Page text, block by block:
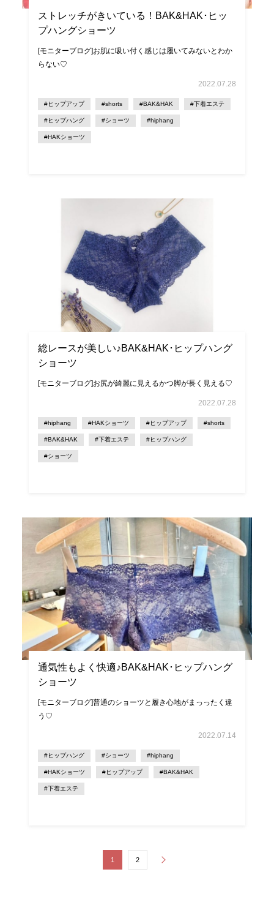
ストレッチがきいている！BAK&HAK･ヒッ
プハングショーツ
[モニターブログ]お肌に吸い付く感じは履いてみないとわか
らない♡
2022.07.28
#ヒップアップ #shorts #BAK&HAK #下着エステ
#ヒップハング #ショーツ #hiphang
#HAKショーツ
総レースが美しい♪BAK&HAK･ヒップハング
ショーツ
[モニターブログ]お尻が綺麗に見えるかつ脚が長く見える♡
2022.07.28
#hiphang #HAKショーツ #ヒップアップ #shorts
#BAK&HAK #下着エステ #ヒップハング
#ショーツ
通気性もよく快適♪BAK&HAK･ヒップハング
ショーツ
[モニターブログ]普通のショーツと履き心地がまっったく違
う♡
2022.07.14
#ヒップハング #ショーツ #hiphang
#HAKショーツ #ヒップアップ #BAK&HAK
#下着エステ
1 2